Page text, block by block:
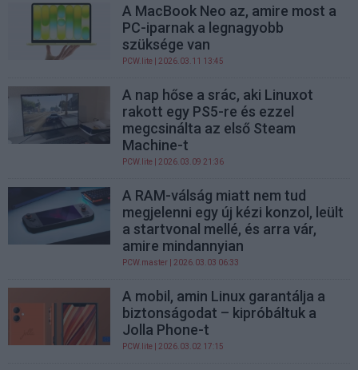
A MacBook Neo az, amire most a
PC-iparnak a legnagyobb
szüksége van
PCW.lite | 2026.03.11 13:45
A nap hőse a srác, aki Linuxot
rakott egy PS5-re és ezzel
megcsinálta az első Steam
Machine-t
PCW.lite | 2026.03.09 21:36
A RAM-válság miatt nem tud
megjelenni egy új kézi konzol, leült
a startvonal mellé, és arra vár,
amire mindannyian
PCW.master | 2026.03.03 06:33
A mobil, amin Linux garantálja a
biztonságodat – kipróbáltuk a
Jolla Phone-t
PCW.lite | 2026.03.02 17:15